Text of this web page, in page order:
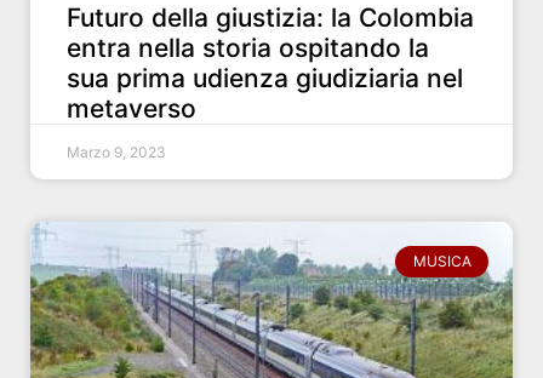
Futuro della giustizia: la Colombia
entra nella storia ospitando la
sua prima udienza giudiziaria nel
metaverso
Marzo 9, 2023
MUSICA